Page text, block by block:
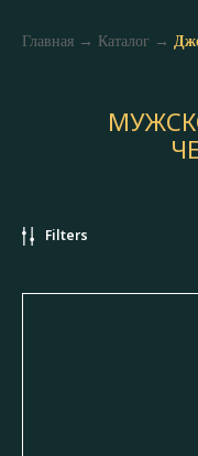
Главная → Каталог →
Filters